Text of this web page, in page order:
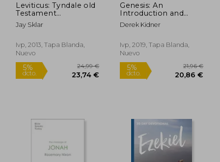
Leviticus: Tyndale old
Testament
Commentary
(Tyndale old
Commentary, 41) (en
Inglés)
Jay Sklar
Ivp, 2013, Tapa Blanda,
Nuevo
Genesis: An
Introduction and
Commentary (Kidner
Classic
Inglés)
Derek Kidner
Ivp, 2019, Tapa Blanda,
Nuevo
5%
dcto.